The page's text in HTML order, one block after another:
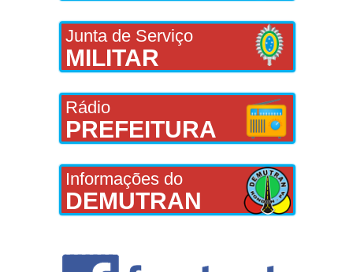
Junta de Serviço
MILITAR
Rádio
PREFEITURA
Informações do
DEMUTRAN